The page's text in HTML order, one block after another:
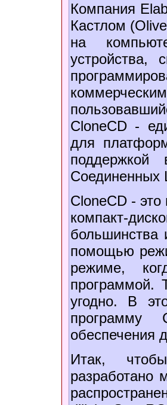
Компания
Кастлом
на
устройства,
CloneCD -
для
Соединенных
CloneCD -
компакт-
большинства
помощью
режиме,
программой.
угодно. В
программу
обеспечения
Итак,
разработано